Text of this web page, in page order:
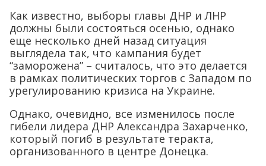
Как известно, выборы главы ДНР и ЛНР
должны были состояться осенью, однако
еще несколько дней назад ситуация
выглядела так, что кампания будет
“заморожена” – считалось, что это делается
в рамках политических торгов с Западом по
урегулированию кризиса на Украине.
Однако, очевидно, все изменилось после
гибели лидера ДНР Александра Захарченко,
который погиб в результате теракта,
организованного в центре Донецка.